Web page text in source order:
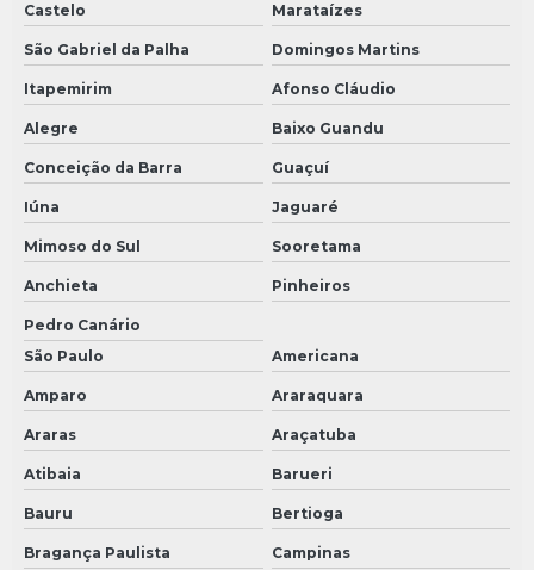
Castelo Marataízes
São Gabriel da Palha Domingos Martins
Itapemirim Afonso Cláudio
Alegre Baixo Guandu
Conceição da Barra Guaçuí
Iúna Jaguaré
Mimoso do Sul Sooretama
Anchieta Pinheiros
Pedro Canário
São Paulo
Americana
Amparo Araraquara
Araras Araçatuba
Atibaia Barueri
Bauru Bertioga
Bragança Paulista Campinas